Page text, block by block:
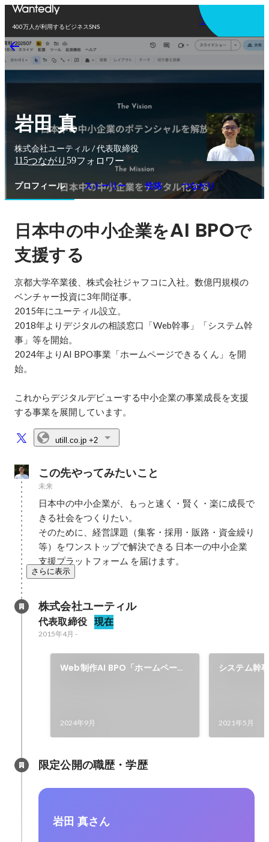
400万人が利用するビジネスSNS
アプリを使う
岩田 真
株式会社ユーティル / 代表取締役
115つながり 59フォロワー
プロフィール ストーリー 性格 つながり
日本中の中小企業をAI BPOで
支援する
京都大学卒業後、株式会社ジャフコに入社。数億円規模の
ベンチャー投資に3年間従事。
2015年にユーティル設立。
2018年よりデジタルの相談窓口「Web幹事」「システム幹
事」等を開始。
2024年よりAI BPO事業「ホームページできるくん」を開
始。
これからデジタルデビューする中小企業の事業成長を支援
utill.co.jp +2
この先やってみたいこと
未来
日本中の中小企業が、もっと速く・賢く・楽に成長で
きる社会をつくりたい。
そのために、経営課題（集客・採用・販路・資金繰り
等）をワンストップで解決できる 日本一の中小企業
支援プラットフォーム を届けます。
さらに表示
株式会社ユーティル
代表取締役 現在
2015年4月 -
Web制作AI BPO「ホームページ
2024年9月
システム幹
2021年5月
限定公開の職歴・学歴
岩田 真さん